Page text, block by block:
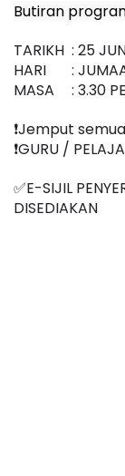
Butiran
TARIKH : 25
HARI
:
MASA
: 3.30
❗️Jemput
❗️GURU /
✅E-SIJIL
DISEDIAKAN